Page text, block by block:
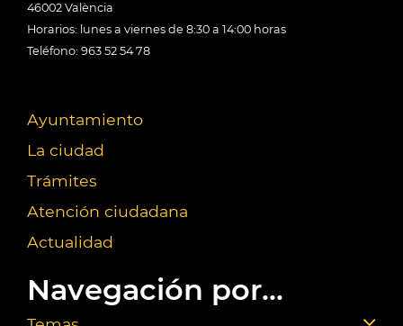
46002 València
Horarios: lunes a viernes de 8:30 a 14:00 horas
Teléfono: 963 52 54 78
Ayuntamiento
La ciudad
Trámites
Atención ciudadana
Actualidad
Navegación por...